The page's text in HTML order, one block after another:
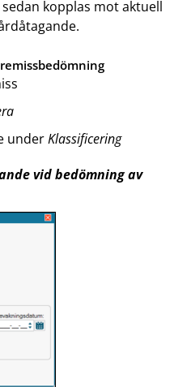
kopplas mot aktuell
underKlassificering
vid bedömning av